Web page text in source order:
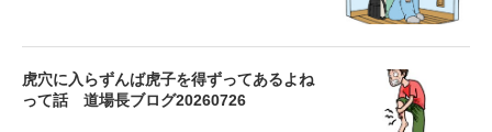
虎穴に入らずんば虎子を得ずってあるよね
って話 道場長ブログ20260726